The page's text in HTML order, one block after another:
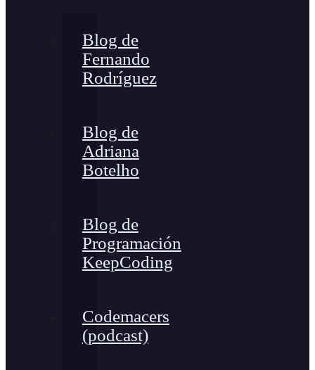
Blog de
Fernando
Rodríguez
Blog de
Adriana
Botelho
Blog de
Programación
KeepCoding
Codemacers
(podcast)